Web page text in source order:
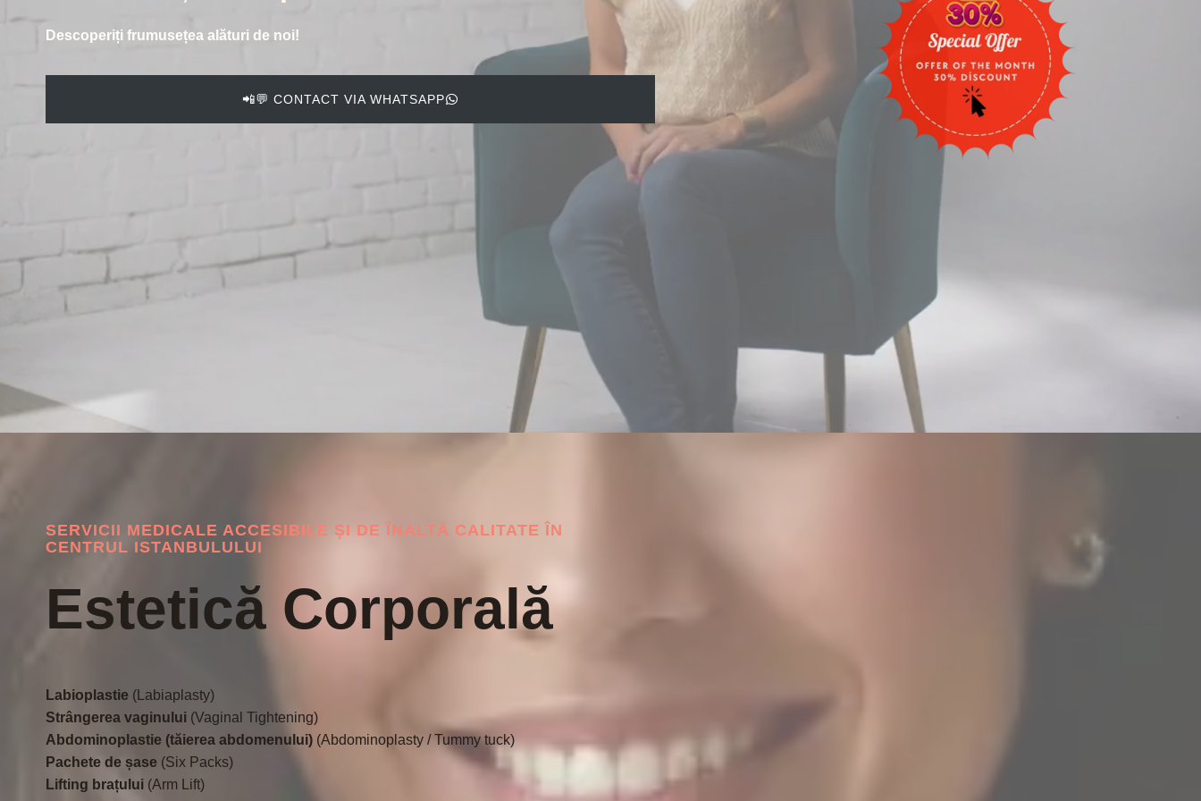
Descoperiți frumusețea alături de noi!
📲💬 CONTACT VIA WHATSAPP
SERVICII MEDICALE ACCESIBILE ȘI DE ÎNALTĂ CALITATE ÎN
CENTRUL ISTANBULULUI
Estetică Corporală
Labioplastie (Labiaplasty)
Strângerea vaginului (Vaginal Tightening)
Abdominoplastie (tăierea abdomenului) (Abdominoplasty / Tummy tuck)
Pachete de șase (Six Packs)
Lifting brațului (Arm Lift)